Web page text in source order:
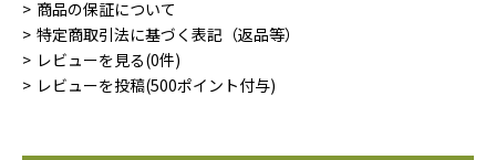
商品の保証について
特定商取引法に基づく表記（返品等）
レビューを見る(0件)
レビューを投稿(500ポイント付与)